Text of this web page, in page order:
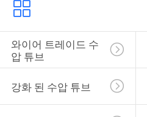
와이어 트레이드 수
압 튜브
강화 된 수압 튜브